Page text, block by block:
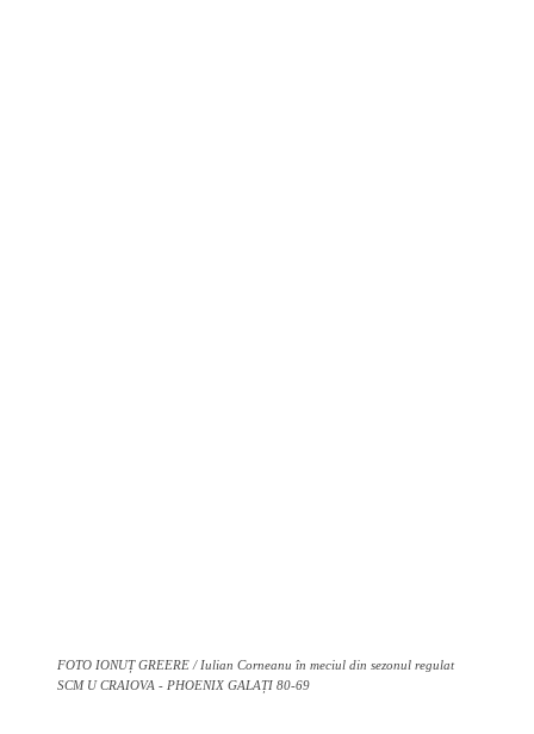
FOTO IONUȚ GREERE / Iulian Corneanu în meciul din sezonul regulat
SCM U CRAIOVA - PHOENIX GALAȚI 80-69